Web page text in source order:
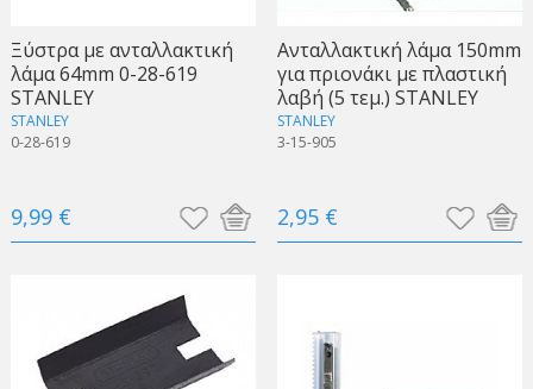
Ξύστρα με ανταλλακτική
λάμα 64mm 0-28-619
STANLEY
STANLEY
0-28-619
9,99 €
Ανταλλακτική λάμα 150mm
για πριονάκι με πλαστική
λαβή (5 τεμ.) STANLEY
STANLEY
3-15-905
2,95 €